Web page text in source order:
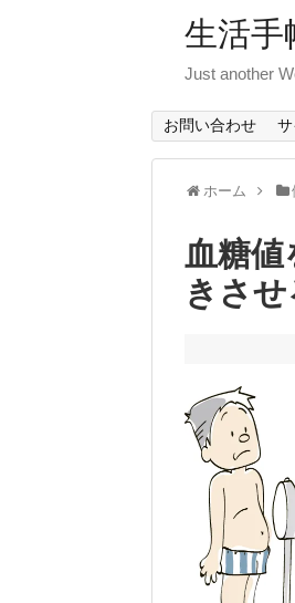
生活手
Just another
お問い合わせ
ホーム
血糖値
きさ